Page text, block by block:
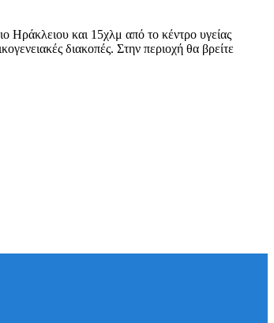
Ηράκλειου και 15χλμ από το κέντρο υγείας
διακοπές. Στην περιοχή θα βρείτε